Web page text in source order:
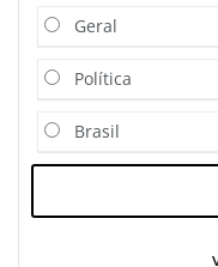
Geral
Política
Brasil